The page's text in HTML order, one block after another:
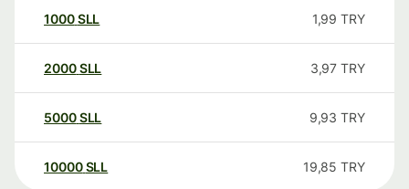
1000SLL 1,99 TRY
2000SLL 3,97 TRY
5000SLL 9,93 TRY
10000 SLL 19,85 TRY